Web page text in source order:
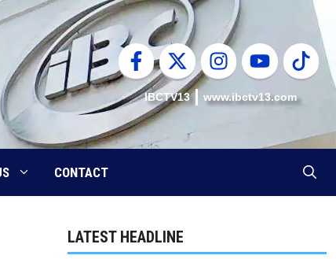
IBCTV13 www.ibctv13.com
CONTACT
LATEST HEADLINE